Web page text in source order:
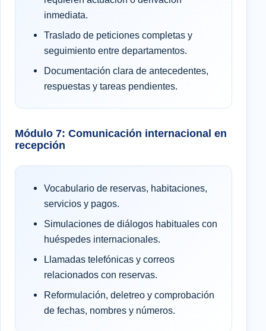
inmediata.
Traslado de peticiones completas y
seguimiento entre departamentos.
Documentación clara de antecedentes,
respuestas y tareas pendientes.
Módulo 7: Comunicación internacional en
recepción
Vocabulario de reservas, habitaciones,
servicios y pagos.
Simulaciones de diálogos habituales con
huéspedes internacionales.
Llamadas telefónicas y correos
relacionados con reservas.
Reformulación, deletreo y comprobación
de fechas, nombres y números.